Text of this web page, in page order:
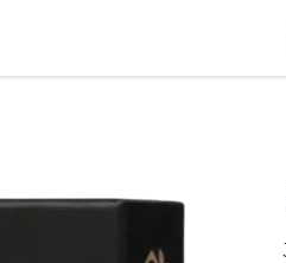
Acerca de